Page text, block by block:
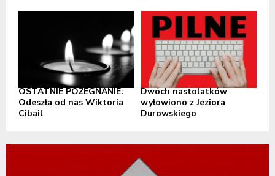
OSTATNIE POŻEGNANIE:
Odeszła od nas Wiktoria
Cibail
Dwóch nastolatków
wyłowiono z Jeziora
Durowskiego